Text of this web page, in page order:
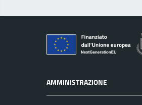
AMMINISTRAZIONE